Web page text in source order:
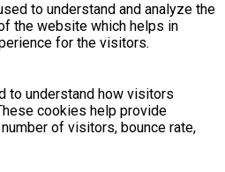
to understand and analyze the
the website which helps in
for the visitors.
to understand how visitors
cookies help provide
of visitors, bounce rate,